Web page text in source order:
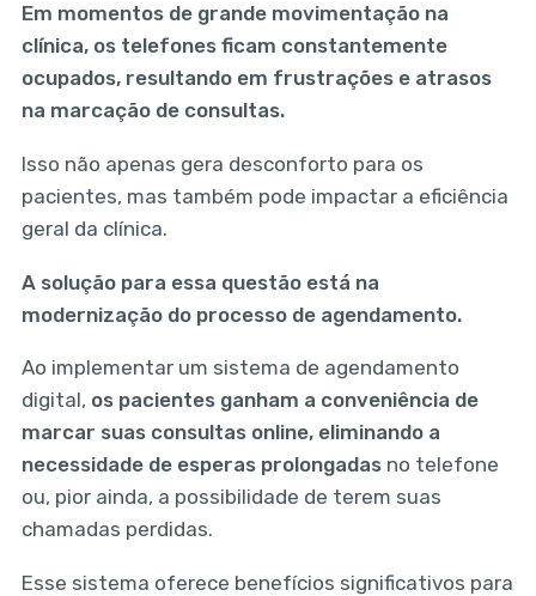
Em momentos de grande movimentação na
clínica, os telefones ficam constantemente
ocupados, resultando em frustrações e atrasos
na marcação de consultas.
Isso não apenas gera desconforto para os
pacientes, mas também pode impactar a eficiência
geral da clínica.
A solução para essa questão está na
modernização do processo de agendamento.
Ao implementar um sistema de agendamento
digital, os pacientes ganham a conveniência de
marcar suas consultas online, eliminando a
necessidade de esperas prolongadas no telefone
ou, pior ainda, a possibilidade de terem suas
chamadas perdidas.
Esse sistema oferece benefícios significativos para